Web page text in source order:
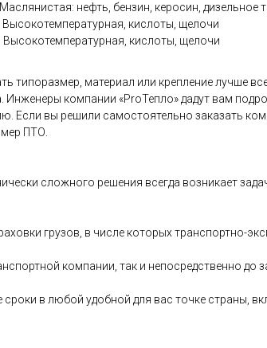
Маслянистая: нефть, бензин, керосин, дизельное
Высокотемпературная, кислоты, щелочи
Высокотемпературная, кислоты, щелочи
типоразмер, материал или крепление лучше
Инженеры компании «ProТепло» дадут вам
Если вы решили самостоятельно заказать
ПТО.
сложного решения всегда возникает
грузов, в числе которых транспортно-
компании, так и непосредственно до
в любой удобной для вас точке страны,